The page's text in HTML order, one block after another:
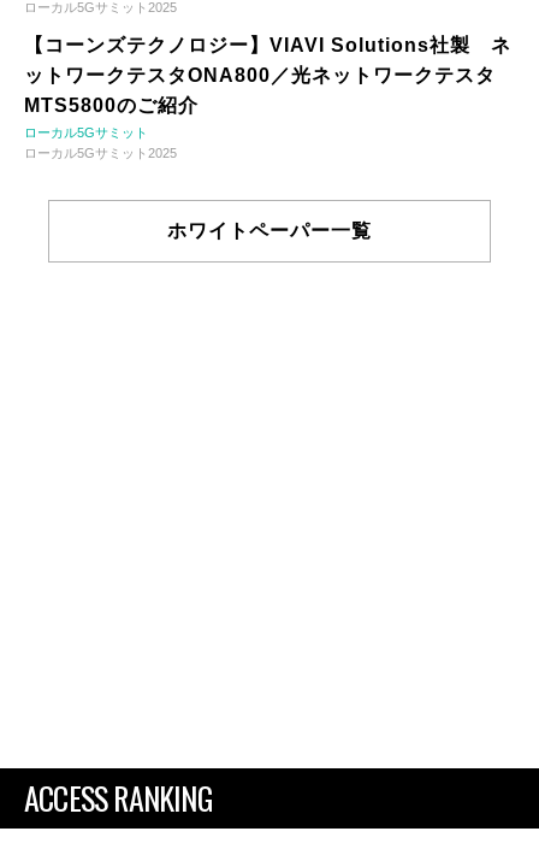
ローカル5Gサミット2025
【コーンズテクノロジー】VIAVI Solutions社製 ネ
ットワークテスタONA800／光ネットワークテスタ
MTS5800のご紹介
ローカル5Gサミット
ローカル5Gサミット2025
ホワイトペーパー一覧
ACCESS RANKING